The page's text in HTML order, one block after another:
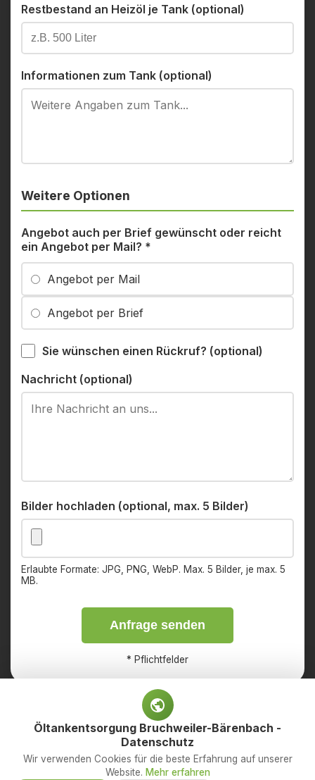
Restbestand an Heizöl je Tank (optional)
Informationen zum Tank (optional)
Weitere Optionen
Angebot auch per Brief gewünscht oder reicht
ein Angebot per Mail? *
Angebot per Mail
Angebot per Brief
Sie wünschen einen Rückruf? (optional)
Nachricht (optional)
Bilder hochladen (optional, max. 5 Bilder)
Erlaubte Formate: JPG, PNG, WebP. Max. 5 Bilder, je max. 5
MB.
Anfrage senden
* Pflichtfelder
ImpressumDatenschutz
Öltankentsorgung Bruchweiler-Bärenbach -
Datenschutz
Wir verwenden Cookies für die beste Erfahrung auf unserer
Website. Mehr erfahren